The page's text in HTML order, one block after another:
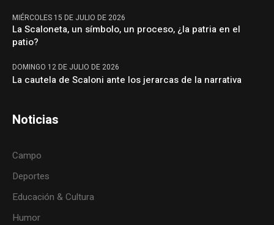
MIÉRCOLES 15 DE JULIO DE 2026
La Scaloneta, un símbolo, un proceso, ¿la patria en el
patio?
DOMINGO 12 DE JULIO DE 2026
La cautela de Scaloni ante los jerarcas de la narrativa
Noticias
Campo
Deportes
Educación & Cultura
Humor